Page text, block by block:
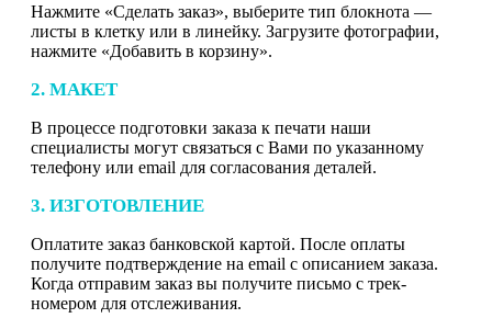
Нажмите «Сделать заказ», выберите тип блокнота —
листы в клетку или в линейку. Загрузите фотографии,
нажмите «Добавить в корзину».
2. МАКЕТ
В процессе подготовки заказа к печати наши
специалисты могут связаться с Вами по указанному
телефону или email для согласования деталей.
3. ИЗГОТОВЛЕНИЕ
Оплатите заказ банковской картой. После оплаты
получите подтверждение на email с описанием заказа.
Когда отправим заказ вы получите письмо с трек-
номером для отслеживания.